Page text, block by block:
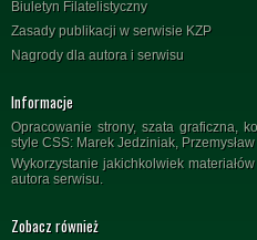
Biuletyn Filatelistyczny
Zasady publikacji w serwisie KZP
Nagrody dla autora i serwisu
Informacje
Opracowanie strony, szata graficzna,
style CSS: Marek Jedziniak,
Wykorzystanie jakichkolwiek
autora serwisu.
Zobacz również